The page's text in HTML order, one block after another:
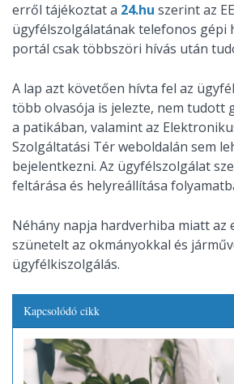
erről tájékoztat a 24.hu szerint az
ügyfélszolgálatának telefonos gépi
portál csak többszöri hívás után
A lap azt követően hívta fel az
több olvasója is jelezte, nem tudott
a patikában, valamint az
Szolgáltatási Tér weboldalán sem
bejelentkezni. Az ügyfélszolgálat
feltárása és helyreállítása
Néhány napja hardverhiba miatt az
szünetelt az okmányokkal és
ügyfélkiszolgálás.
Kapcsolódó cikk